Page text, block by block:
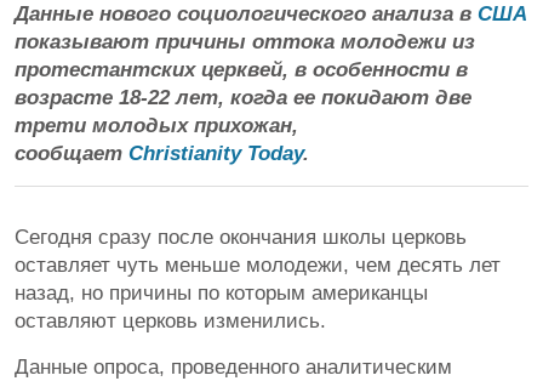
Данные нового социологического анализа в США
показывают причины оттока молодежи из
протестантских церквей, в особенности в
возрасте 18-22 лет, когда ее покидают две
трети молодых прихожан,
сообщает Christianity Today.
Сегодня сразу после окончания школы церковь
оставляет чуть меньше молодежи, чем десять лет
назад, но причины по которым американцы
оставляют церковь изменились.
Данные опроса, проведенного аналитическим